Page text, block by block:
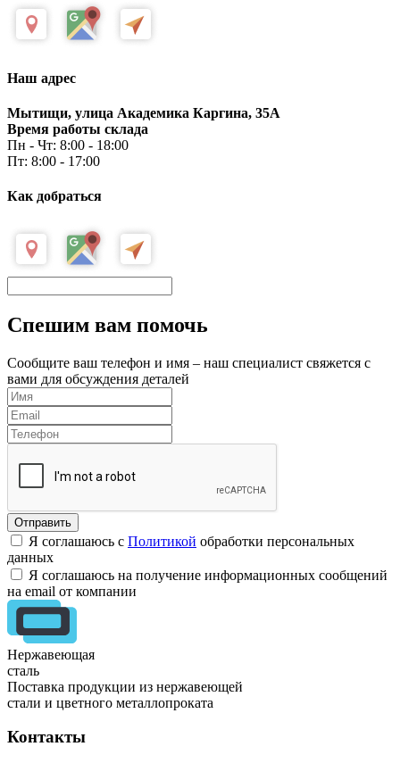
Наш адрес
Мытищи, улица Академика Каргина, 35А
Время работы склада
Пн - Чт: 8:00 - 18:00
Пт: 8:00 - 17:00
Как добраться
Спешим вам помочь
Сообщите ваш телефон и имя – наш специалист свяжется с
вами для обсуждения деталей
Я соглашаюсь с Политикой обработки персональных
данных
Я соглашаюсь на получение информационных сообщений
на email от компании
Нержавеющая
сталь
Поставка продукции из нержавеющей
стали и цветного металлопроката
Контакты